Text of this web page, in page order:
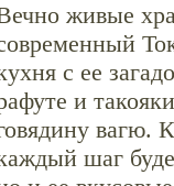
живые
с ее
и
вагю.
шаг